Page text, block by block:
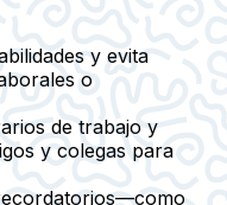
y evita
o
de trabajo y
y colegas para